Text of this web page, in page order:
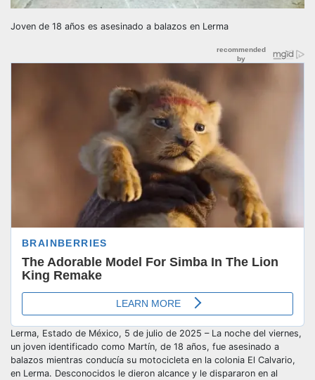
Joven de 18 años es asesinado a balazos en Lerma
Lerma, Estado de México, 5 de julio de 2025 – La noche del viernes,
un joven identificado como Martín, de 18 años, fue asesinado a
balazos mientras conducía su motocicleta en la colonia El Calvario,
en Lerma. Desconocidos le dieron alcance y le dispararon en al